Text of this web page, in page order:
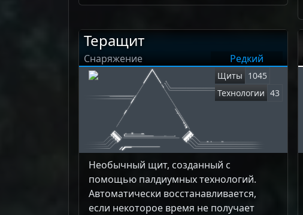
Теращит
Снаряжение Редкий
Щиты 1045
Технологии 43
Необычный щит, созданный с
помощью палдиумных технологий.
Автоматически восстанавливается,
если некоторое время не получает